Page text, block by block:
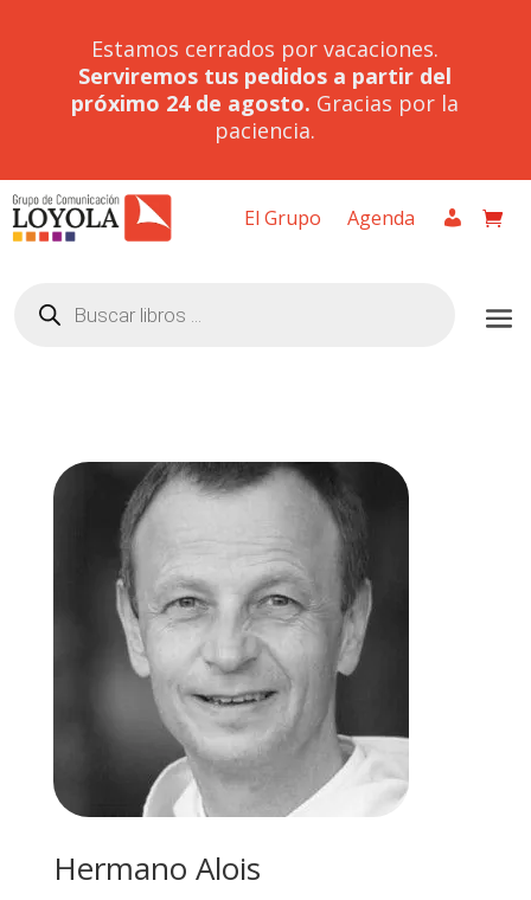
Estamos cerrados por vacaciones.
Serviremos tus pedidos a partir del
próximo 24 de agosto. Gracias por la
paciencia.
El Grupo Agenda
productos
Hermano Alois